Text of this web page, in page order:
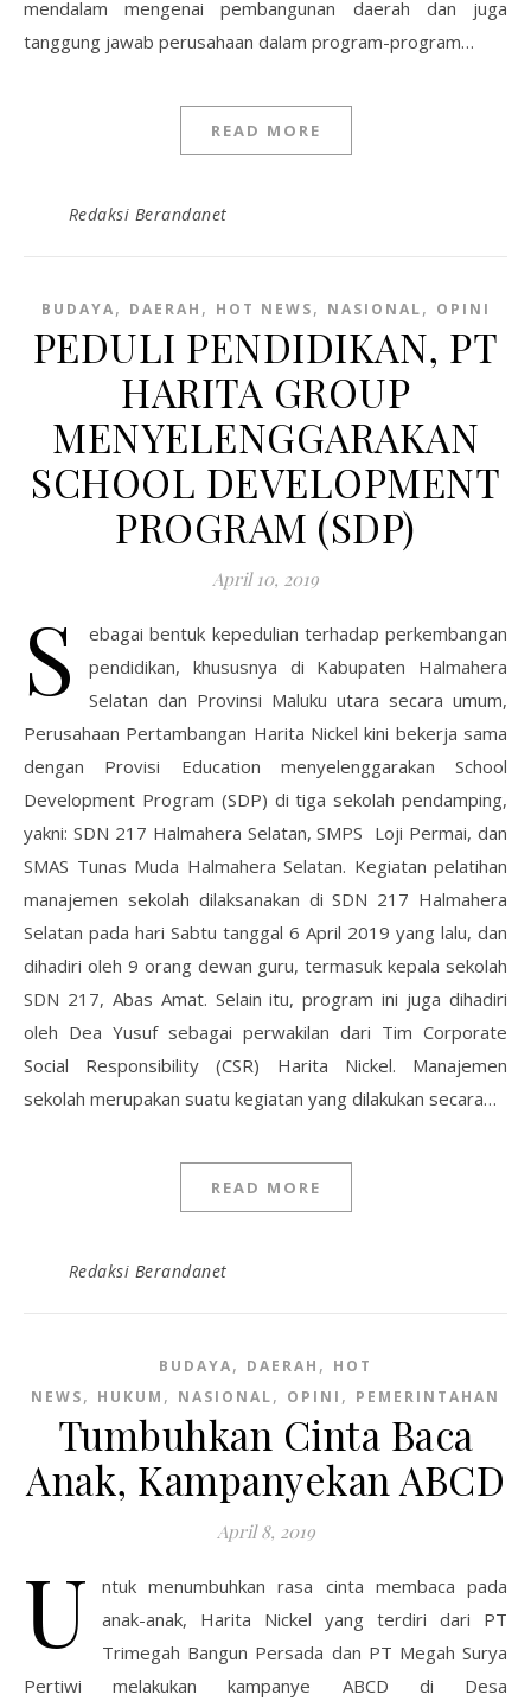
mendalam mengenai pembangunan daerah dan juga
tanggung jawab perusahaan dalam program-program…
READ MORE
Redaksi Berandanet
BUDAYA, DAERAH , HOT NEWS, NASIONAL, OPINI
PEDULI PENDIDIKAN, PT
HARITA GROUP
MENYELENGGARAKAN
SCHOOL DEVELOPMENT
PROGRAM (SDP)
April 10, 2019
S
ebagai bentuk kepedulian terhadap perkembangan
pendidikan, khususnya di Kabupaten Halmahera
Selatan dan Provinsi Maluku utara secara umum,
Perusahaan Pertambangan Harita Nickel kini bekerja sama
dengan Provisi Education menyelenggarakan School
Development Program (SDP) di tiga sekolah pendamping,
yakni: SDN 217 Halmahera Selatan, SMPS Loji Permai, dan
SMAS Tunas Muda Halmahera Selatan. Kegiatan pelatihan
manajemen sekolah dilaksanakan di SDN 217 Halmahera
Selatan pada hari Sabtu tanggal 6 April 2019 yang lalu, dan
dihadiri oleh 9 orang dewan guru, termasuk kepala sekolah
SDN 217, Abas Amat. Selain itu, program ini juga dihadiri
oleh Dea Yusuf sebagai perwakilan dari Tim Corporate
Social Responsibility (CSR) Harita Nickel. Manajemen
sekolah merupakan suatu kegiatan yang dilakukan secara…
READ MORE
Redaksi Berandanet
BUDAYA, DAERAH , HOT
NEWS, HUKUM , NASIONAL, OPINI , PEMERINTAHAN
Tumbuhkan Cinta Baca
Anak, Kampanyekan ABCD
April 8, 2019
U
ntuk menumbuhkan rasa cinta membaca pada
anak-anak, Harita Nickel yang terdiri dari PT
Trimegah Bangun Persada dan PT Megah Surya
Pertiwi melakukan kampanye ABCD di Desa